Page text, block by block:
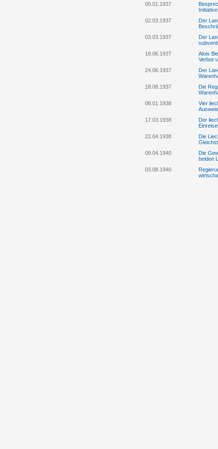
05.01.1937
02.03.1937
Der
03.03.1937
Der
18.06.1937
Alois
Verbot
24.06.1937
Der
18.08.1937
Die
08.01.1938
Vier
17.03.1938
Der
22.04.1938
Die
09.04.1940
Die
beiden
03.08.1940